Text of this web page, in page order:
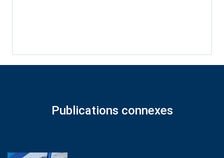
Publications connexes